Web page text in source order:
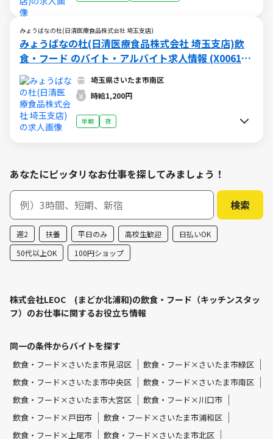
みょうばなの杜(日清医療食品株式会社 埼玉支店)
みょうばなの杜(日清医療食品株式会社 埼玉支店)飲
食・フード のバイト・アルバイト求人情報 (X006181
998)
埼玉県さいたま市南区
時給1,200円
早朝 夜
あなたにピッタリなお仕事を探してみましょう！
週2 扶養 平日のみ 高校生歓迎
日払いOK
50代以上OK
100円ショップ
株式会社LEOC (まどか北浦和)の飲食・フード（キッチンスタッ
フ）のお仕事に関するお役立ち情報
同一の条件からバイトを探す
飲食・フード×さいたま市見沼区
飲食・フード×さいたま市緑区
飲食・フード×さいたま市中央区
飲食・フード×さいたま市南区
飲食・フード×さいたま市大宮区
飲食・フード×川口市
飲食・フード×戸田市
飲食・フード×さいたま市浦和区
飲食・フード×上尾市
飲食・フード×さいたま市北区